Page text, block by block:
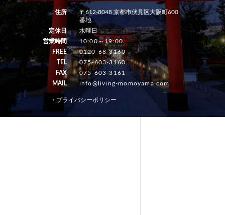
住所
〒612-8048 京都市伏見区大阪町600
番地
定休日
水曜日
営業時間
10:00～19:00
FREE
0120-68-3160
TEL
075-603-3160
FAX
075-603-3161
MAIL
info@living-momoyama.com
・プライバシーポリシー